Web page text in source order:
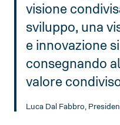
visione
sviluppo, una
e innovazione
consegnando
valore
Luca Dal Fabbro,